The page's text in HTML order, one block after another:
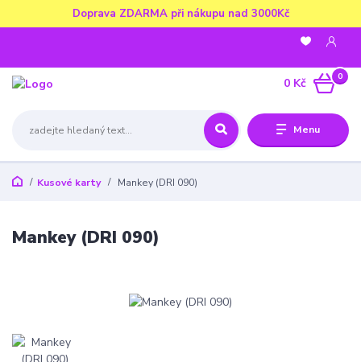
Doprava ZDARMA při nákupu nad 3000Kč
Menu
0
0 Kč
Kusové karty Mankey (DRI 090)
Mankey (DRI 090)